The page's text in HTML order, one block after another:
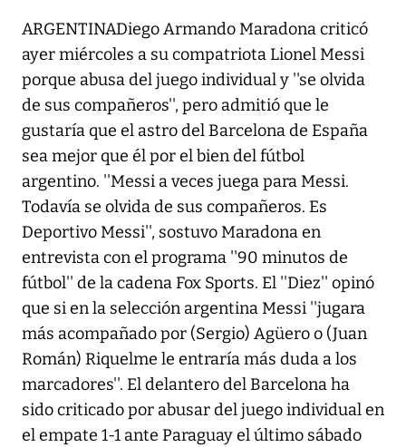
ARGENTINADiego Armando Maradona criticó
ayer miércoles a su compatriota Lionel Messi
porque abusa del juego individual y ''se olvida
de sus compañeros'', pero admitió que le
gustaría que el astro del Barcelona de España
sea mejor que él por el bien del fútbol
argentino. ''Messi a veces juega para Messi.
Todavía se olvida de sus compañeros. Es
Deportivo Messi'', sostuvo Maradona en
entrevista con el programa ''90 minutos de
fútbol'' de la cadena Fox Sports. El ''Diez'' opinó
que si en la selección argentina Messi ''jugara
más acompañado por (Sergio) Agüero o (Juan
Román) Riquelme le entraría más duda a los
marcadores''. El delantero del Barcelona ha
sido criticado por abusar del juego individual en
el empate 1-1 ante Paraguay el último sábado